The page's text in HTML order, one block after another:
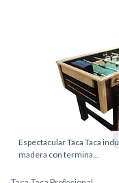
Espectacular Taca Taca
madera con termina...